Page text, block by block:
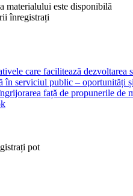
materialului este disponibilă
înregistrați
care facilitează
în serviciul public – oportunități
față de propunerile de
pot